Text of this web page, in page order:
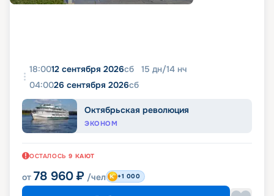
18:0012 сентября 2026сб 15 дн/14 нч
04:0026 сентября 2026сб
Октябрьская революция
ЭКОНОМ
ОСТАЛОСЬ 9 КАЮТ
от 78 960 ₽ /чел +1 000